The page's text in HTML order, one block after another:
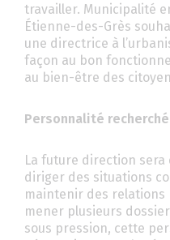
travailler. Municipalité
Étienne-des-Grès
une directrice à
façon au bon
au bien-être des
Personnalité
La future direction
diriger des situations
maintenir des relations
mener plusieurs
sous pression, cette